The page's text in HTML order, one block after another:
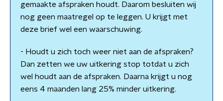
gemaakte afspraken houdt. Daarom besluiten wij
nog geen maatregel op te leggen. U krijgt met
deze brief wel een waarschuwing.
- Houdt u zich toch weer niet aan de afspraken?
Dan zetten we uw uitkering stop totdat u zich
wel houdt aan de afspraken. Daarna krijgt u nog
eens 4 maanden lang 25% minder uitkering.